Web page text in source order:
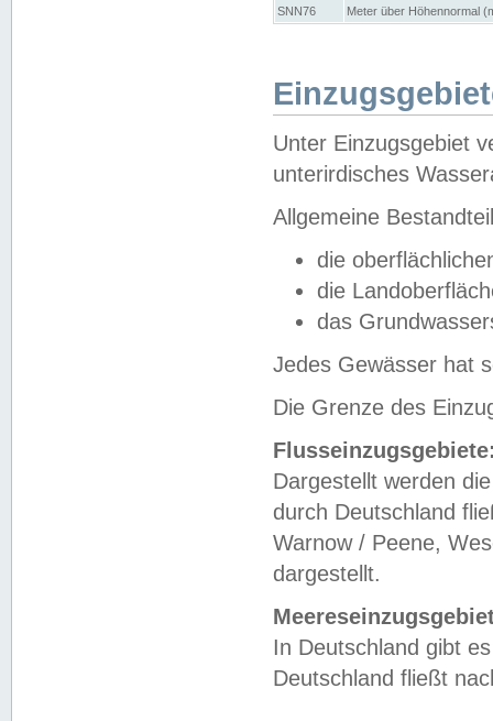
SNN76
Meter über Höhennormal
Unter Einzugsgebiet
unterirdisches
Allgemeine
die
die
das
Jedes Gewässer hat
Die Grenze des
Dargestellt werden
durch Deutschland
Warnow / Peene,
dargestellt.
In Deutschland gibt
Deutschland fließt